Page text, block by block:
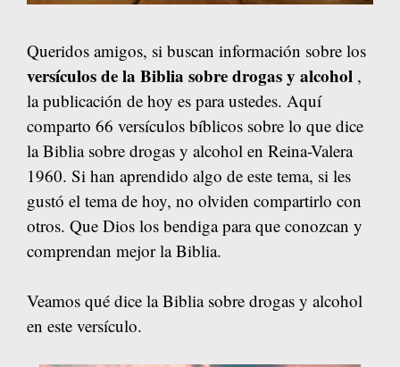
Queridos amigos, si buscan información sobre los
versículos de la Biblia sobre drogas y alcohol ,
la publicación de hoy es para ustedes. Aquí
comparto 66 versículos bíblicos sobre lo que dice
la Biblia sobre drogas y alcohol en Reina-Valera
1960. Si han aprendido algo de este tema, si les
gustó el tema de hoy, no olviden compartirlo con
otros. Que Dios los bendiga para que conozcan y
comprendan mejor la Biblia.
Veamos qué dice la Biblia sobre drogas y alcohol
en este versículo.